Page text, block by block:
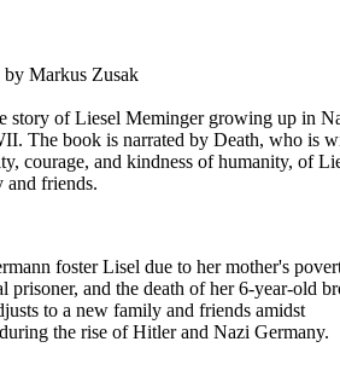
Markus Zusak
story of Liesel Meminger growing up in
The book is narrated by Death, who is
courage, and kindness of humanity, of
and friends.
foster Lisel due to her mother's
prisoner, and the death of her 6-year-old
to a new family and friends amidst
the rise of Hitler and Nazi Germany.